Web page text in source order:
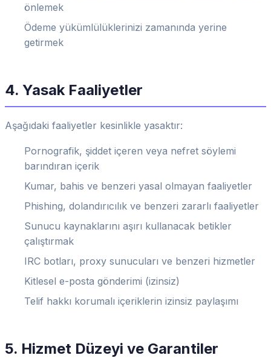
önlemek
Ödeme yükümlülüklerinizi zamanında yerine
getirmek
4. Yasak Faaliyetler
Aşağıdaki faaliyetler kesinlikle yasaktır:
Pornografik, şiddet içeren veya nefret söylemi
barındıran içerik
Kumar, bahis ve benzeri yasal olmayan faaliyetler
Phishing, dolandırıcılık ve benzeri zararlı faaliyetler
Sunucu kaynaklarını aşırı kullanacak betikler
çalıştırmak
IRC botları, proxy sunucuları ve benzeri hizmetler
Kitlesel e-posta gönderimi (izinsiz)
Telif hakkı korumalı içeriklerin izinsiz paylaşımı
5. Hizmet Düzeyi ve Garantiler